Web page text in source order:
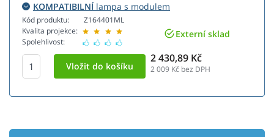
KOMPATIBILNÍlampa s modulem
Kód produktu:
Kvalita projekce:
Spolehlivost:
Z164401ML
Externí sklad
2 430,89 Kč
2 009 Kč bez DPH